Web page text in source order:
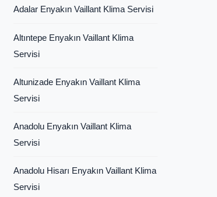
Adalar Enyakın Vaillant Klima Servisi
Altıntepe Enyakın Vaillant Klima
Servisi
Altunizade Enyakın Vaillant Klima
Servisi
Anadolu Enyakın Vaillant Klima
Servisi
Anadolu Hisarı Enyakın Vaillant Klima
Servisi